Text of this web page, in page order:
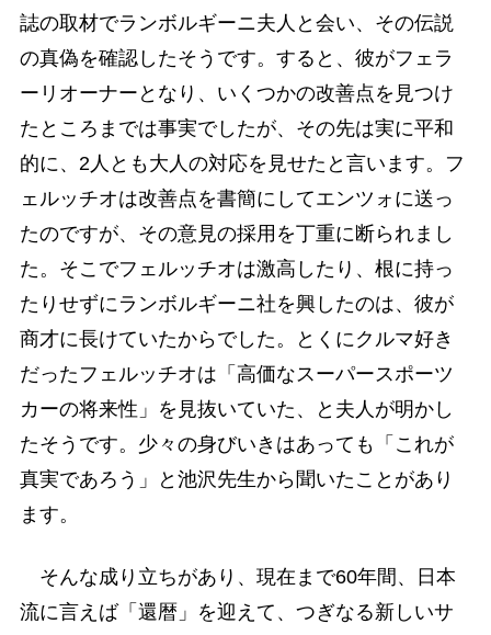
誌の取材でランボルギーニ夫人と会い、その伝説
の真偽を確認したそうです。すると、彼がフェラ
ーリオーナーとなり、いくつかの改善点を見つけ
たところまでは事実でしたが、その先は実に平和
的に、2人とも大人の対応を見せたと言います。フ
ェルッチオは改善点を書簡にしてエンツォに送っ
たのですが、その意見の採用を丁重に断られまし
た。そこでフェルッチオは激高したり、根に持っ
たりせずにランボルギーニ社を興したのは、彼が
商才に長けていたからでした。とくにクルマ好き
だったフェルッチオは「高価なスーパースポーツ
カーの将来性」を見抜いていた、と夫人が明かし
たそうです。少々の身びいきはあっても「これが
真実であろう」と池沢先生から聞いたことがあり
ます。
そんな成り立ちがあり、現在まで60年間、日本
流に言えば「還暦」を迎えて、つぎなる新しいサ